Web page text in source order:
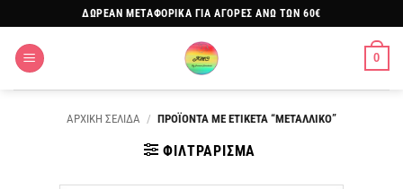
στο
περιεχόμενο
ΔΩΡΕΑΝ ΜΕΤΑΦΟΡΙΚΑ ΓΙΑ ΑΓΟΡΕΣ ΑΝΩ ΤΩΝ 60€
0
ΑΡΧΙΚΗ ΣΕΛΙΔΑ / ΠΡΟΪΟΝΤΑ ΜΕ ΕΤΙΚΕΤΑ “ΜΕΤΑΛΛΙΚΟ”
ΦΙΛΤΡΑΡΙΣΜΑ